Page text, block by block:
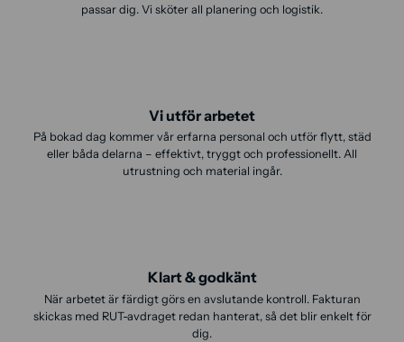
passar dig. Vi sköter all planering och logistik.
Vi utför arbetet
På bokad dag kommer vår erfarna personal och utför flytt, städ
eller båda delarna – effektivt, tryggt och professionellt. All
utrustning och material ingår.
Klart & godkänt
När arbetet är färdigt görs en avslutande kontroll. Fakturan
skickas med RUT-avdraget redan hanterat, så det blir enkelt för
dig.